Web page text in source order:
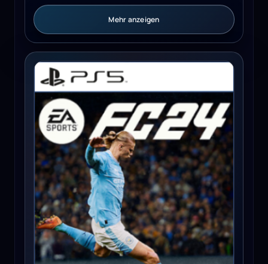
Mehr anzeigen
EA SPORTS FC 24 (PS5) - PSN Key - EUROPE